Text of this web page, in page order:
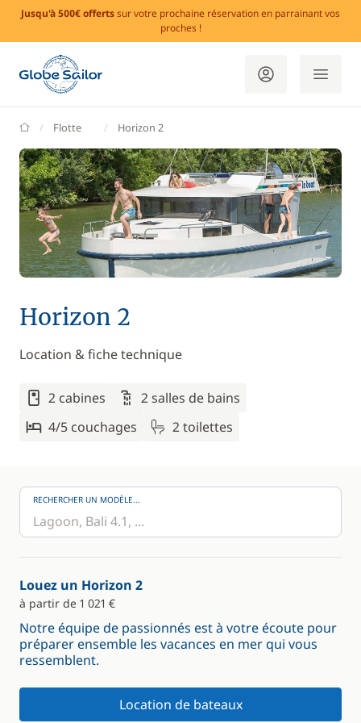
Jusqu'à 500€ offertssur votre prochaine réservation en parrainant vos
proches !
GlobeSailor
Flotte Horizon 2
Horizon 2
Location & fiche technique
2 cabines
2 salles de bains
4/5 couchages
2 toilettes
RECHERCHER UN MODÈLE...
Louez un Horizon 2
à partir de 1 021 €
Notre équipe de passionnés est à votre écoute pour
préparer ensemble les vacances en mer qui vous
ressemblent.
Location de bateaux